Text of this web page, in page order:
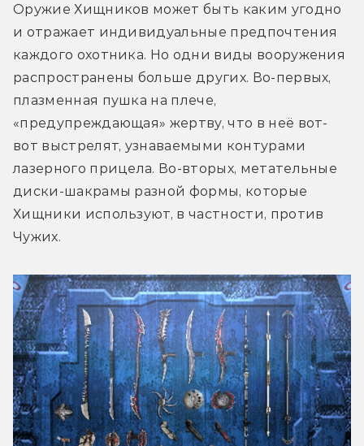
Оружие Хищников может быть каким угодно
и отражает индивидуальные предпочтения
каждого охотника. Но одни виды вооружения
распространены больше других. Во-первых,
плазменная пушка на плече,
«предупреждающая» жертву, что в неё вот-
вот выстрелят, узнаваемыми контурами
лазерного прицела. Во-вторых, метательные
диски-шакрамы разной формы, которые
Хищники используют, в частности, против
Чужих.